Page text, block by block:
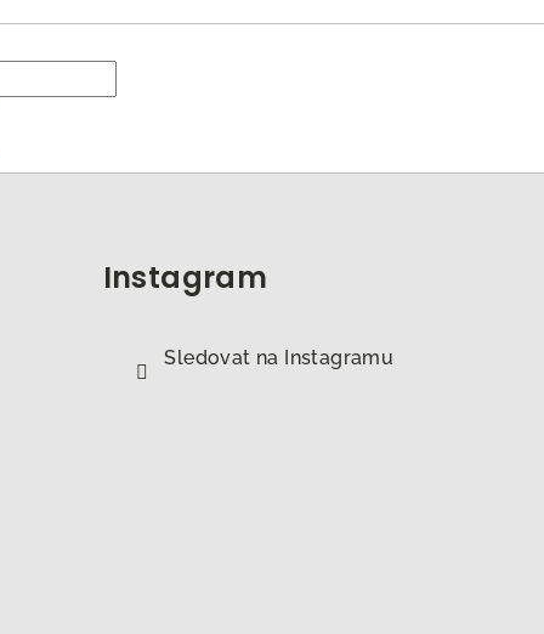
Instagram
Sledovat na Instagramu